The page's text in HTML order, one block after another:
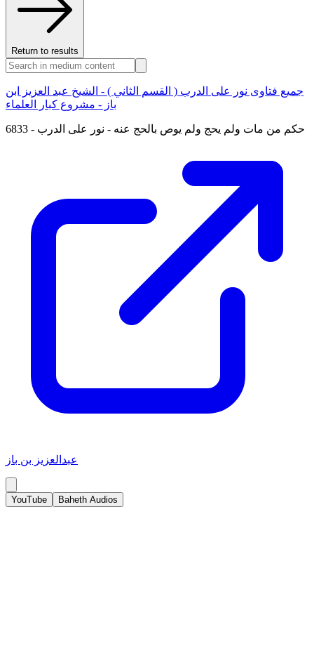
Return to results
جميع فتاوى نور على الدرب ( القسم الثاني ) - الشيخ عبد العزيز ابن
باز - مشروع كبار العلماء
6833 - حكم من مات ولم يحج ولم يوص بالحج عنه - نور على الدرب
عبدالعزيز بن باز
YouTube Baheth Audios